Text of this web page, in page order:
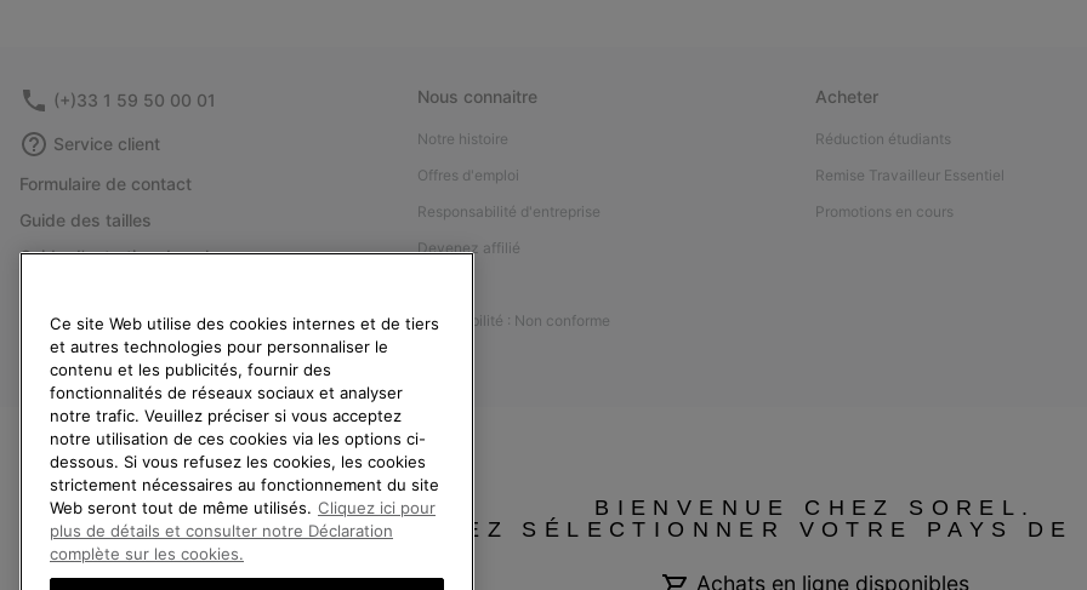
(+)33 1 59 50 00 01
Service client
Formulaire de contact
Guide des tailles
Guide d'entretien des chaussures
Rétractation
Statut de la commande
Livraison
Paiement
Questions fréquentes
Nous connaitre
Notre histoire
Offres d'emploi
Responsabilité d'entreprise
Devenez affilié
Accessibilité : Non conforme
Acheter
Réduction étudiants
Remise Travailleur Essentiel
Promotions en cours
BIENVENUE CHEZ SOREL.
VEUILLEZ SÉLECTIONNER VOTRE PAYS DE
Achats en ligne disponibles
Ce site Web utilise des cookies internes et de tiers
et autres technologies pour personnaliser le
contenu et les publicités, fournir des
fonctionnalités de réseaux sociaux et analyser
notre trafic. Veuillez préciser si vous acceptez
notre utilisation de ces cookies via les options ci-
dessous. Si vous refusez les cookies, les cookies
strictement nécessaires au fonctionnement du site
Web seront tout de même utilisés. Cliquez ici pour
plus de détails et consulter notre Déclaration
complète sur les cookies.